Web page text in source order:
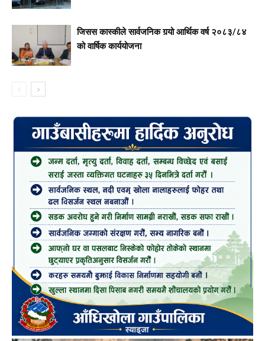
जिसस कास्कीले सार्वजनिक गर्‍यो आर्थिक वर्ष २०८३/८४
को वार्षिक कार्ययोजना